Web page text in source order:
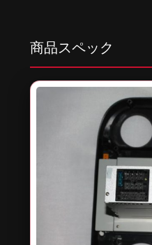
商品スペック